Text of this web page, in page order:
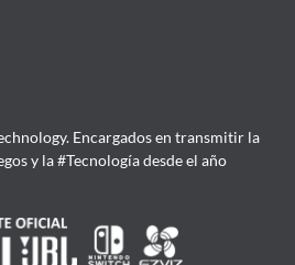
Encargados en transmitir la
y la #Tecnología desde el año